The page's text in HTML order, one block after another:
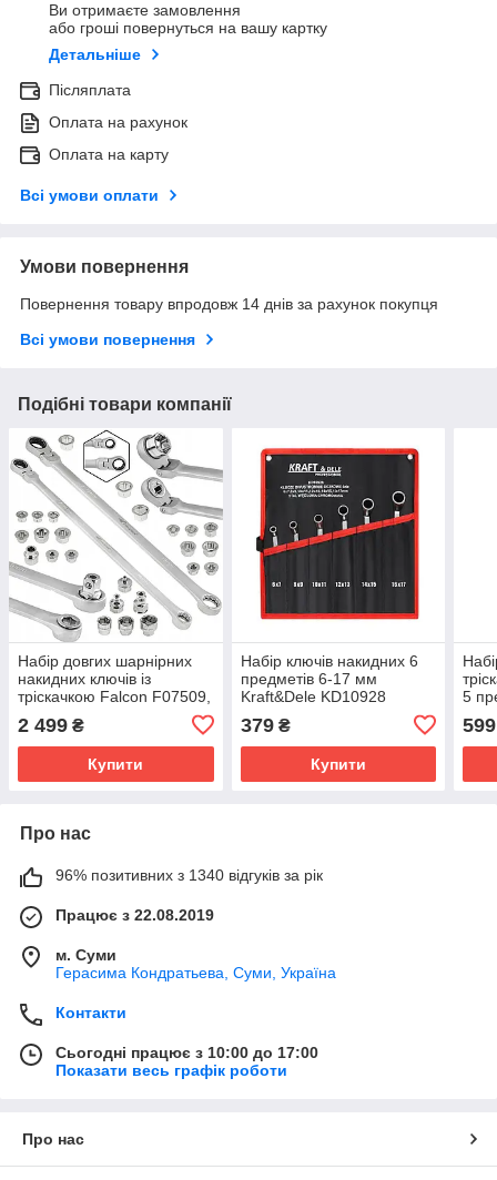
Ви отримаєте замовлення
або гроші повернуться на вашу картку
Детальніше
Післяплата
Оплата на рахунок
Оплата на карту
Всі умови оплати
Умови повернення
Повернення товару впродовж 14 днів за рахунок покупця
Всі умови повернення
Подібні товари компанії
Набір довгих шарнірних
накидних ключів із
тріскачкою Falcon F07509,
27 предметів, головки 8–
22 мм, TORX E8–E22
2 499 ₴
Купити
Набір ключів накидних 6
предметів 6-17 мм
Kraft&Dele KD10928
379₴
Купити
5
599
Про нас
96% позитивних з 1340 відгуків за рік
Працює з 22.08.2019
м. Суми
Герасима Кондратьева, Суми, Україна
Контакти
Сьогодні працює з 10:00 до 17:00
Показати весь графік роботи
Про нас